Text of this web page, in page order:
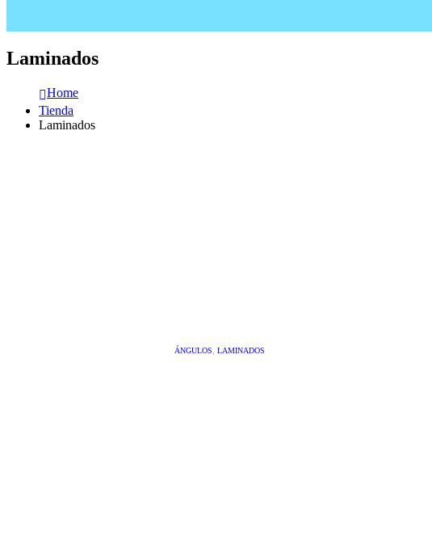
Laminados
Home
Tienda
Laminados
ÁNGULOS LAMINADOS